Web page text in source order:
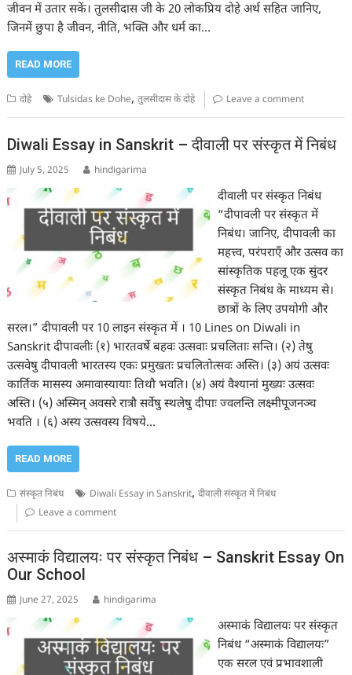
जीवन में उतार सकें। तुलसीदास जी के 20 लोकप्रिय दोहे अर्थ सहित जानिए,
जिनमें छुपा है जीवन, नीति, भक्ति और धर्म का…
READ MORE
दोहे Tulsidas ke Dohe,तुलसीदास के दोहे Leave a comment
Diwali Essay in Sanskrit – दीवाली पर संस्कृत में निबंध
July 5, 2025 hindigarima
दीवाली पर संस्कृत निबंध
“दीपावली पर संस्कृत में
निबंध। जानिए, दीपावली का
महत्त्व, परंपराएँ और उत्सव का
सांस्कृतिक पहलू एक सुंदर
संस्कृत निबंध के माध्यम से।
छात्रों के लिए उपयोगी और
सरल।” दीपावली पर 10 लाइन संस्कृत में । 10 Lines on Diwali in
Sanskrit दीपावलीः (१) भारतवर्षे बहवः उत्सवाः प्रचलिताः सन्ति। (२) तेषु
उत्सवेषु दीपावली भारतस्य एकः प्रमुखतः प्रचलितोत्सवः अस्ति। (३) अयं उत्सवः
कार्तिक मासस्य अमावास्यायाः तिथौ भवति। (४) अयं वैश्यानां मुख्यः उत्सवः
अस्ति। (५) अस्मिन् अवसरे रात्रौ सर्वेषु स्थलेषु दीपाः ज्वलन्ति लक्ष्मीपूजनञ्च
भवति । (६) अस्य उत्सवस्य विषये…
READ MORE
संस्कृत निबंध Diwali Essay in Sanskrit,दीवाली संस्कृत में निबंध
Leave a comment
अस्माकं विद्यालयः पर संस्कृत निबंध – Sanskrit Essay On
Our School
June 27, 2025 hindigarima
अस्माकं विद्यालयः पर संस्कृत
निबंध “अस्माकं विद्यालयः”
एक सरल एवं प्रभावशाली